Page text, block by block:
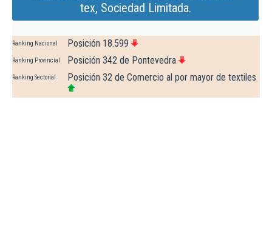
tex, Sociedad Limitada.
Ranking Nacional Posición 18.599
Ranking Provincial Posición 342 de Pontevedra
Ranking Sectorial Posición 32 de Comercio al por mayor de textiles